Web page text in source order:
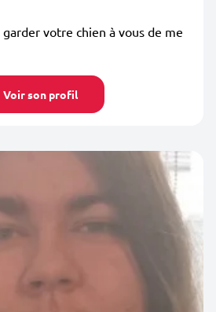
votre chien à vous de me
Voir son profil